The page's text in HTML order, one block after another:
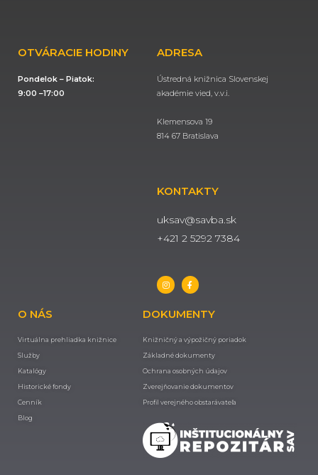
OTVÁRACIE HODINY
Pondelok – Piatok:
9:00 –17:00
ADRESA
Ústredná knižnica Slovenskej
akadémie vied, v.v.i.
Klemensova 19
814 67 Bratislava
KONTAKTY
uksav@savba.sk
+421 2 5292 7384
O NÁS
Virtuálna prehliadka knižnice
Služby
Katalógy
Historické fondy
Cenník
Blog
DOKUMENTY
Knižničný a výpožičný poriadok
Základné dokumenty
Ochrana osobných údajov
Zverejňovanie dokumentov
Profil verejného obstarávateľa